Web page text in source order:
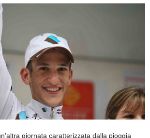
giornata caratterizzata dalla pioggia